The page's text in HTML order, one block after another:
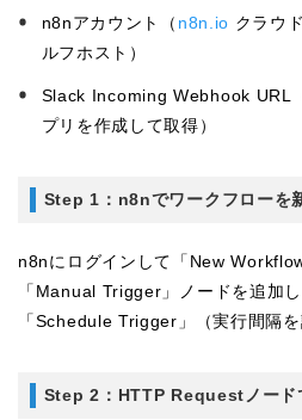
n8nアカウント（ n8n.io クラウ
ルフホスト）
Slack Incoming Webhook URL
プリを作成して取得）
Step 1：n8nでワークフローを
n8nにログインして「New
「Manual Trigger」ノードを追加
「Schedule Trigger」（実行間隔
Step 2：HTTP Requestノード